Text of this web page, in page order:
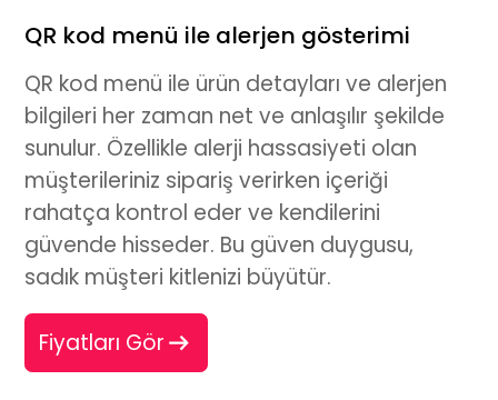
QR kod menü ile alerjen gösterimi
QR kod menü ile ürün detayları ve alerjen
bilgileri her zaman net ve anlaşılır şekilde
sunulur. Özellikle alerji hassasiyeti olan
müşterileriniz sipariş verirken içeriği
rahatça kontrol eder ve kendilerini
güvende hisseder. Bu güven duygusu,
sadık müşteri kitlenizi büyütür.
Fiyatları Gör